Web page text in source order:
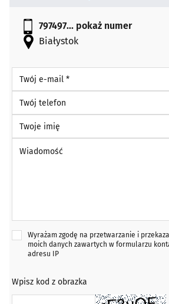
797497... pokaż numer
Białystok
Wyrażam zgodę na przetwarzanie i
moich danych zawartych w formularzu
adresu IP
Wpisz kod z obrazka